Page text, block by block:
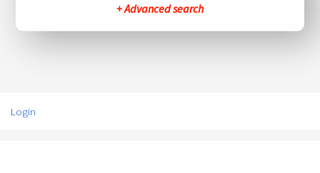
+ Advanced search
Login